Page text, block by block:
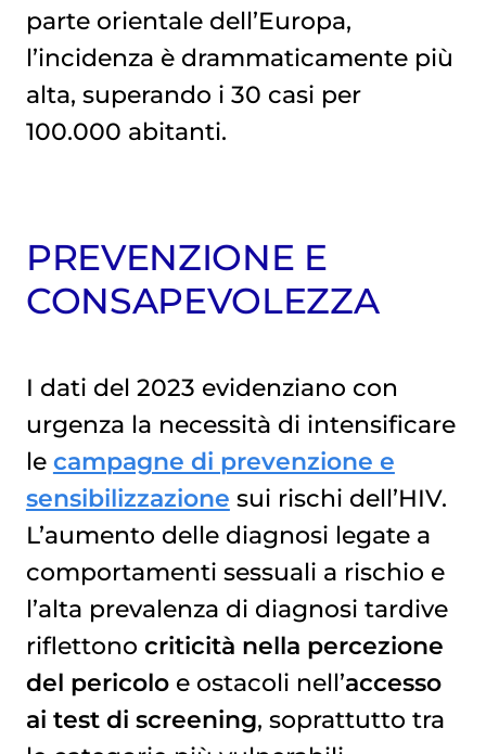
parte orientale dell’Europa,
l’incidenza è drammaticamente più
alta, superando i 30 casi per
100.000 abitanti.
PREVENZIONE E
CONSAPEVOLEZZA
I dati del 2023 evidenziano con
urgenza la necessità di intensificare
le campagne di prevenzione e
sensibilizzazione sui rischi dell’HIV.
L’aumento delle diagnosi legate a
comportamenti sessuali a rischio e
l’alta prevalenza di diagnosi tardive
riflettono criticità nella percezione
del pericoloe ostacoli nell’accesso
ai test di screening, soprattutto tra